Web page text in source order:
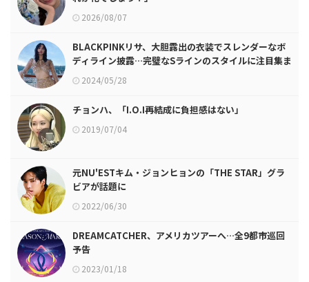
2026/08/07
BLACKPINKリサ、大胆露出の衣装でスレンダーなボ
ディライン披露…完璧なSラインのスタイルに注目集ま
る 2024/05/28
チョンハ、「I.O.I再結成に負担感はない」
2019/07/04
元NU'ESTキム・ジョンヒョンの「THE STAR」グラ
ビアが話題に
2022/06/30
DREAMCATCHER、アメリカツアーへ…全9都市巡回
予告
2023/01/18